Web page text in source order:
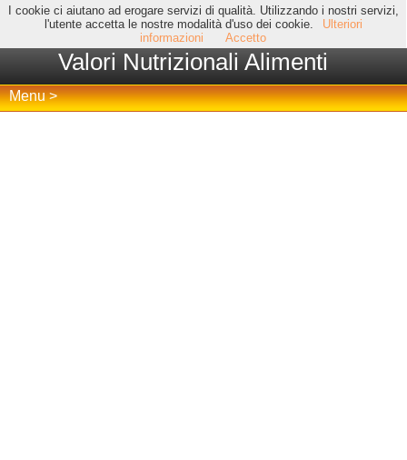
I cookie ci aiutano ad erogare servizi di qualità. Utilizzando i nostri servizi,
l'utente accetta le nostre modalità d'uso dei cookie.
Ulteriori
informazioni
Accetto
Valori Nutrizionali Alimenti
Menu >